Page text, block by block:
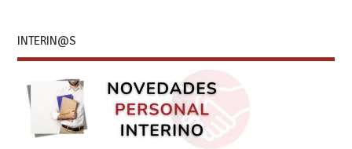
INTERIN@S